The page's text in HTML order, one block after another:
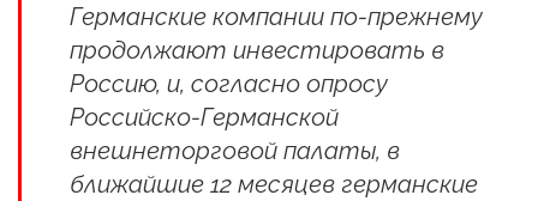
Германские компании по-прежнему
продолжают инвестировать в
Россию, и, согласно опросу
Российско-Германской
внешнеторговой палаты, в
ближайшие 12 месяцев германские